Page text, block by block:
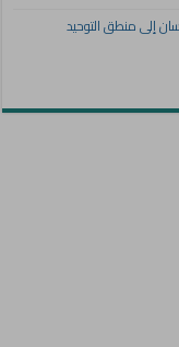
إلى منطق التوحيد